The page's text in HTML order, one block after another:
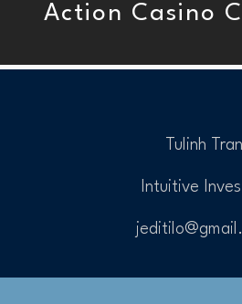
Action Casino
Tulinh Tran
Intuitive